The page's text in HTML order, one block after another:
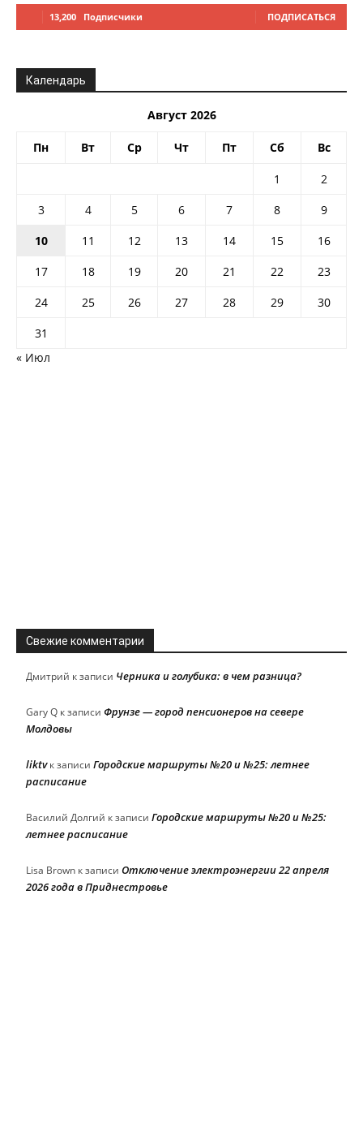
13,200 Подписчики ПОДПИСАТЬСЯ
Календарь
Август 2026
Пн Вт Ср Чт Пт Сб Вс
1
2
3
4 5 6 7 8
9
10
11 12 13 14 15
16
17
18 19 20 21 22
23
24
25 26 27 28 29
30
31
« Июл
Свежие комментарии
Дмитрий к записи Черника и голубика: в чем разница?
Gary Q к записи Фрунзе — город пенсионеров на севере
Молдовы
liktvк записи Городские маршруты №20 и №25: летнее
расписание
Василий Долгий к записи Городские маршруты №20 и №25:
летнее расписание
Lisa Brown к записи Отключение электроэнергии 22 апреля
2026 года в Приднестровье